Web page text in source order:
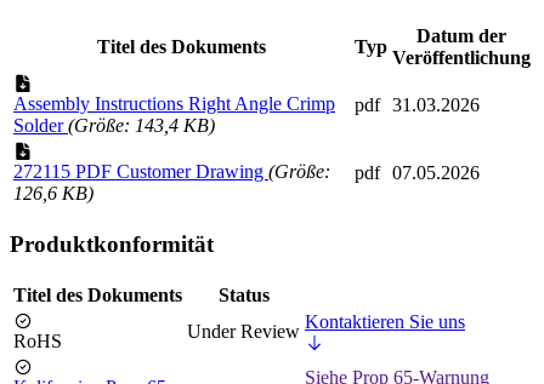
Titel des Dokuments Typ
Datum der
Veröffentlichung
Assembly Instructions Right Angle Crimp
Solder(Größe: 143,4 KB)
pdf 31.03.2026
272115 PDF Customer Drawing (Größe:
126,6 KB)
pdf 07.05.2026
Produktkonformität
Titel des Dokuments Status
RoHS Under Review Kontaktieren Sie uns
Siehe Prop 65-Warnung